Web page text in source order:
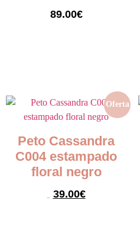
89.00€
Oferta
Peto Cassandra
C004 estampado
floral negro
39.00€